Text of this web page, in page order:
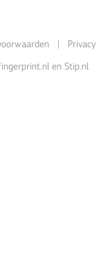
| Privacy
en Stip.nl